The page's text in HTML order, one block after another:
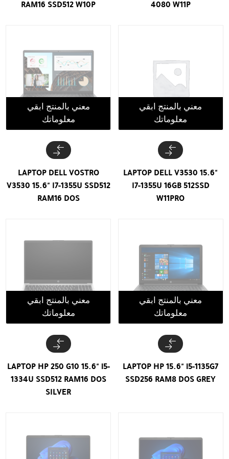
4080 W11P
RAM16 SSD512 W10P
معني بالمنتج ابقي
معلوماتك
LAPTOP DELL V3530 15.6"
I7-1355U 16GB 512SSD
W11PRO
معني بالمنتج ابقي
معلوماتك
LAPTOP DELL VOSTRO
V3530 15.6" I7-1355U SSD512
RAM16 DOS
معني بالمنتج ابقي
معلوماتك
LAPTOP HP 15.6" i5-1135G7
SSD256 RAM8 DOS GREY
معني بالمنتج ابقي
معلوماتك
LAPTOP HP 250 G10 15.6" i5-
1334U SSD512 RAM16 DOS
SILVER